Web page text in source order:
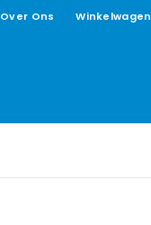
Over Ons Winkelwagen